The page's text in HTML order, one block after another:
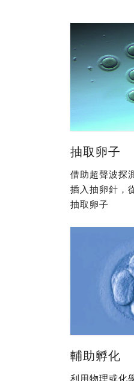
抽取卵子
借助超聲波探
插入抽卵針，
抽取卵子
輔助孵化
利用物理或化